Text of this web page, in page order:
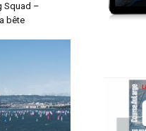
Squad –
bête